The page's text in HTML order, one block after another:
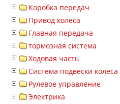
Коробка передач
Привод колеса
Главная передача
тормозная система
Ходовая часть
Система подвески колеса
Рулевое управление
Электрика